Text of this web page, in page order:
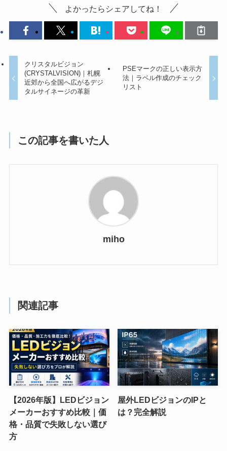
よかったらシェアしてね！
クリスタルビジョン
(CRYSTALVISION)｜札幌
近郊から全国へ広がるデジ
タルサイネージの革新
PSEマークの正しい表示方
法｜ラベル作成のチェック
リスト
この記事を書いた人
miho
関連記事
【2026年版】LEDビジョン
メーカーおすすめ比較｜価
格・品質で失敗しない選び
方
屋外LEDビジョンのIPと
は？完全解説